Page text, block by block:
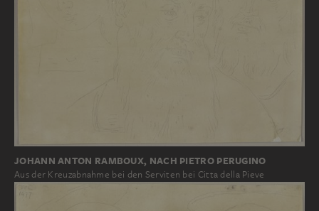
JOHANN ANTON RAMBOUX, NACH PIETRO PERUGINO
Aus der Kreuzabnahme bei den Serviten bei Citta della Pieve